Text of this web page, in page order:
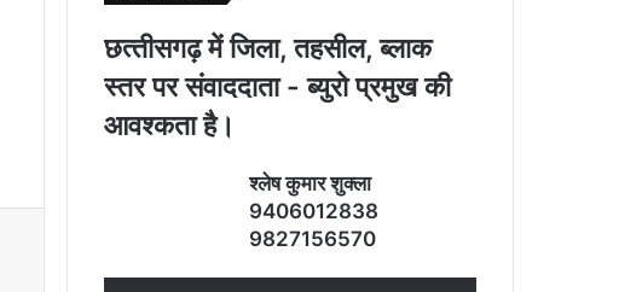
छत्‍तीसगढ़ में जिला, तहसील, ब्‍लाक
स्‍तर पर संवाददाता - ब्‍युरो प्रमुख की
आवश्‍कता है।
श्‍लेष कुमार शुक्‍ला
9406012838
9827156570